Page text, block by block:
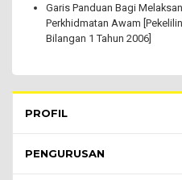
Garis Panduan Bagi
Perkhidmatan Awam
Bilangan 1 Tahun 2006]
PROFIL
PENGURUSAN